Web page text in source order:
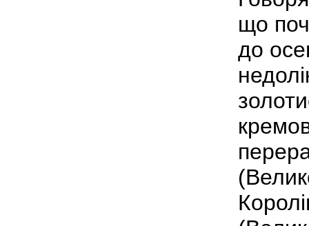
що
до